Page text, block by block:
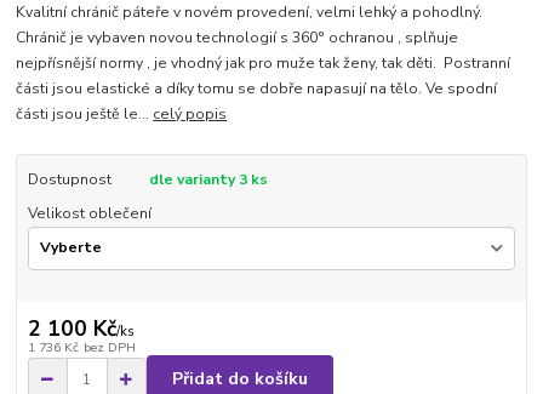
Kvalitní chránič páteře v novém provedení, velmi lehký a pohodlný.
Chránič je vybaven novou technologií s 360° ochranou , splňuje
nejpřísnější normy , je vhodný jak pro muže tak ženy, tak děti. Postranní
části jsou elastické a díky tomu se dobře napasují na tělo. Ve spodní
části jsou ještě le... celý popis
Dostupnost
dle varianty 3 ks
Velikost oblečení
2 100 Kč/ks
1 736 Kč bez DPH
Přidat do košíku